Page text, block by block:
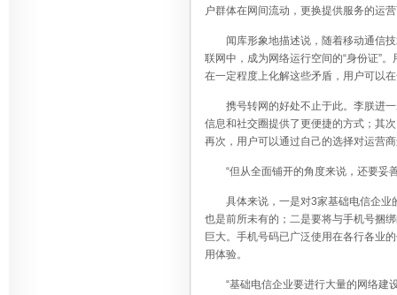
户群体在网间流动，更换提供服务的运
闻库形象地描述说，随着移动通信
联网中，成为网络运行空间的“身份证”
在一定程度上化解这些矛盾，用户可以
携号转网的好处不止于此。李朕进
信息和社交圈提供了更便捷的方式；其
再次，用户可以通过自己的选择对运营
“但从全面铺开的角度来说，还要妥
具体来说，一是对3家基础电信企
也是前所未有的；二是要将与手机号捆
巨大。手机号码已广泛使用在各行各业
用体验。
“基础电信企业要进行大量的网络建